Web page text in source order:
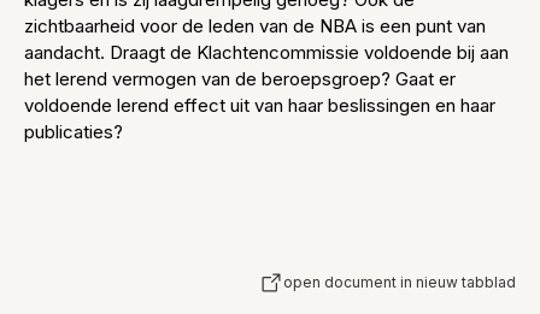
zichtbaarheid voor de leden van de NBA is een punt van
aandacht. Draagt de Klachtencommissie voldoende bij aan
het lerend vermogen van de beroepsgroep? Gaat er
voldoende lerend effect uit van haar beslissingen en haar
publicaties?
open document in nieuw tabblad